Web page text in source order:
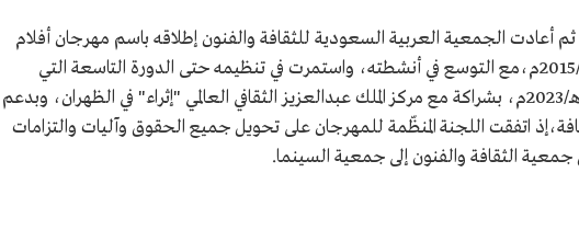
أعادت الجمعية العربية السعودية للثقافة والفنون إطلاقه باسم مهرجان أفلام
السعودية لدورة ثانية عام 1436هـ/2015م،مع التوسع في أنشطته، واستمرت في تنظيمه حتى الدورة التاسعة التي
نظمتها جمعية السينما عام 1443هـ/2023م، بشراكة مع مركز الملك عبدالعزيز الثقافي العالمي "إثراء" في الظهران، وبدعم
اتفقت اللجنة المنظّمة للمهرجان على تحويل جميع الحقوق وآليات والتزامات
جمعية الثقافة والفنون إلى جمعية السينما.